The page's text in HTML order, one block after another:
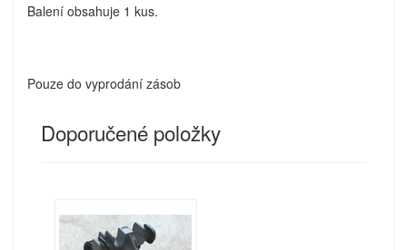
Balení obsahuje 1 kus.
Pouze do vyprodání zásob
Doporučené položky